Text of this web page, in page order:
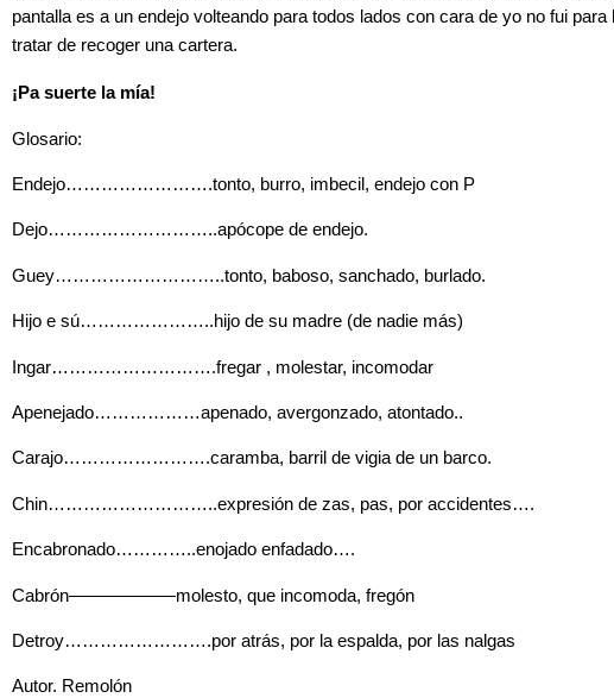
pantalla es a un endejo volteando para todos lados con cara de yo no fui para
tratar de recoger una cartera.
¡Pa suerte la mía!
Glosario:
Endejo…………………….tonto, burro, imbecil, endejo con P
Dejo………………………..apócope de endejo.
Guey………………………..tonto, baboso, sanchado, burlado.
Hijo e sú…………………..hijo de su madre (de nadie más)
Ingar……………………….fregar , molestar, incomodar
Apenejado………………apenado, avergonzado, atontado..
Carajo…………………….caramba, barril de vigia de un barco.
Chin………………………..expresión de zas, pas, por accidentes….
Encabronado…………..enojado enfadado….
Cabrón——————molesto, que incomoda, fregón
Detroy…………………….por atrás, por la espalda, por las nalgas
Autor. Remolón